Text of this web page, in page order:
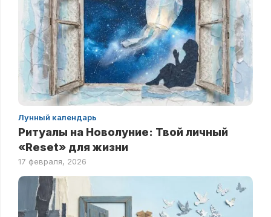
Лунный календарь
Ритуалы на Новолуние: Твой личный
«Reset» для жизни
17 февраля, 2026